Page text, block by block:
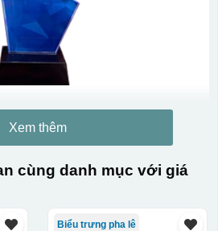
Xem thêm
cùng danh mục với giá
Biểu trưng pha lê